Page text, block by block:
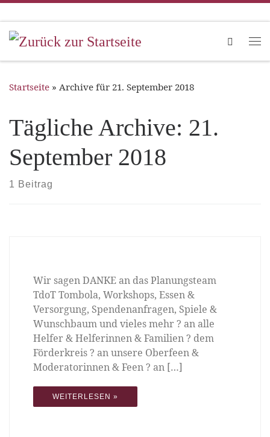
Zum Inhalt springen
Search
Startseite » Archive für 21. September 2018
Tägliche Archive: 21.
September 2018
1 Beitrag
Wir sagen DANKE an das Planungsteam
TdoT Tombola, Workshops, Essen &
Versorgung, Spendenanfragen, Spiele &
Wunschbaum und vieles mehr ? an alle
Helfer & Helferinnen & Familien ? dem
Förderkreis ? an unsere Oberfeen &
Moderatorinnen & Feen ? an […]
WEITERLESEN »